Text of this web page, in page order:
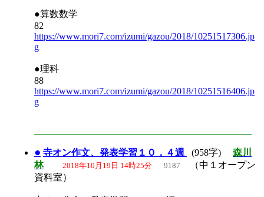
●算数数学
82
https://www.mori7.com/izumi/gazou/2018/10251517306.jp
g
●理科
88
https://www.mori7.com/izumi/gazou/2018/10251516406.jp
g
● 寺オン作文、発表学習１０．４週 (958字) 森川
林
2018年10月19日 14時25分 9187
（中１オープン
資料室）